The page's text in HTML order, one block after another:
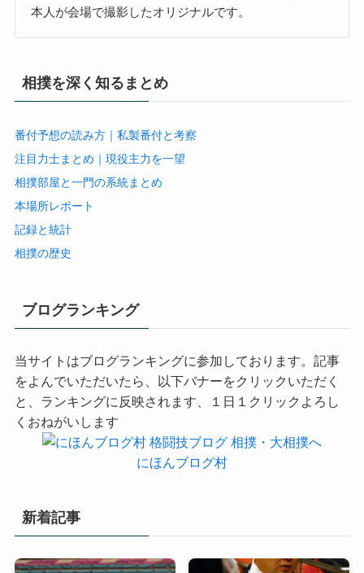
本人が会場で撮影したオリジナルです。
相撲を深く知るまとめ
番付予想の読み方｜私製番付と考察
注目力士まとめ｜現役主力を一望
相撲部屋と一門の系統まとめ
本場所レポート
記録と統計
相撲の歴史
ブログランキング
当サイトはブログランキングに参加しております。記事
をよんでいただいたら、以下バナーをクリックいただく
と、ランキングに反映されます、１日１クリックよろし
くおねがいします
にほんブログ村
新着記事